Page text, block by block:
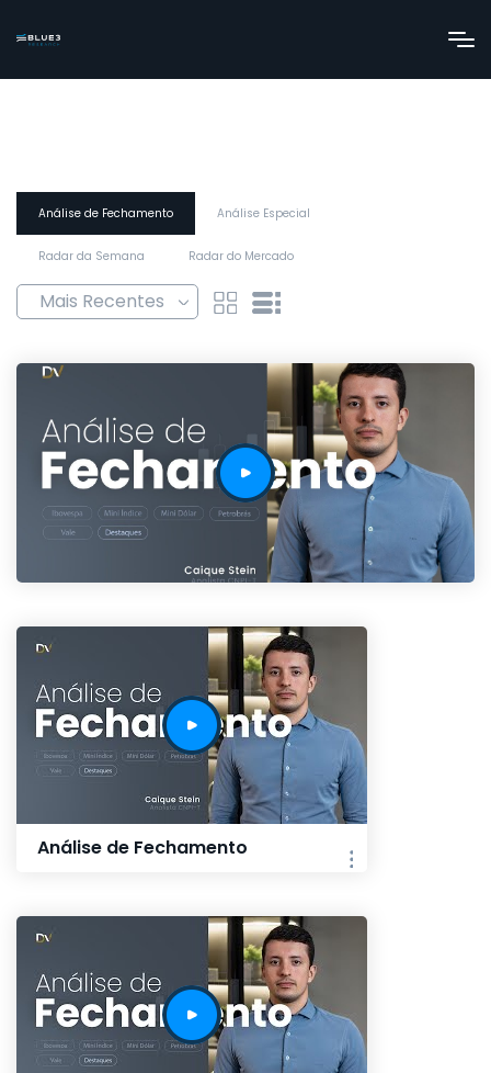
Análise de Fechamento Análise Especial
Radar da Semana Radar do Mercado
Análise de Fechamento